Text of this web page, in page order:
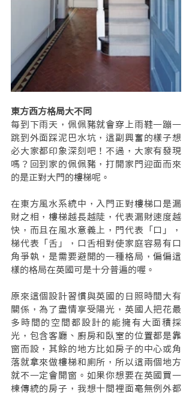
東方西方格局大不同
每到下雨天，佩佩豬就會穿上雨鞋一蹦一
跳到外面踩泥巴水坑，這副興奮的樣子想
必大家都印象深刻吧！不過，大家有發現
嗎？回到家的佩佩豬，打開家門迎面而來
的是正對大門的樓梯呢。
在東方風水系統中，入門正對樓梯口是漏
財之相，樓梯越長越陡，代表漏財速度越
快，而且在風水意義上，門代表「口」，
梯代表「舌」，口舌相對使家庭容易有口
角爭執，是需要避開的一種格局，偏偏這
樣的格局在英國可是十分普遍的喔。
原來這個設計習慣與英國的日照時間大有
關係，為了盡情享受陽光，英國人把花最
多時間的空間都設計的能擁有大面積採
光，包含客廳、廚房和臥室的位置都是靠
窗而設，其餘的地方比如房子的中心或角
落就拿來做樓梯和廁所，所以這兩個地方
就不一定會開窗。如果你想要在英國買一
棟傳統的房子，我想十間裡面毫無例外都